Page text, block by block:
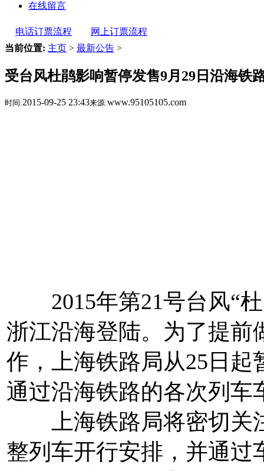
在线留言
电话订票流程
网上订票流程
当前位置: 主页 > 最新公告 >
受台风杜鹃影响暂停发售9月29日沿海铁
时间:2015-09-25 23:43来源:www.95105105.com
2015年第21号台风“杜
浙江沿海登陆。为了提前
作，上海铁路局从25日起
通过沿海铁路的各次列车
上海铁路局将密切关
整列车开行安排，并通过